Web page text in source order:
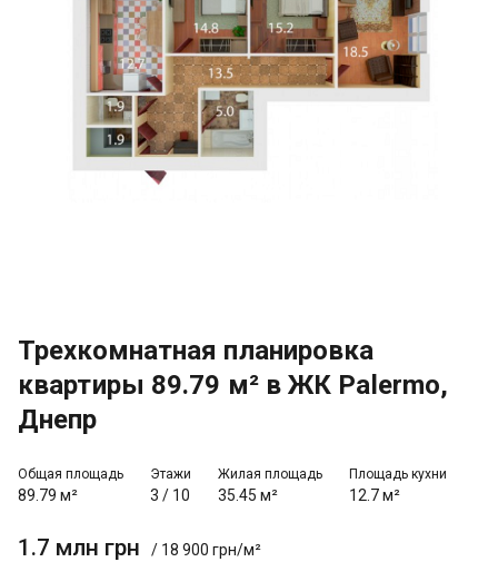
Трехкомнатная планировка
квартиры 89.79 м² в ЖК Palermo,
Днепр
Общая площадь
89.79 м²
Этажи
3 / 10
Жилая площадь
35.45 м²
Площадь кухни
12.7 м²
1.7 млн грн / 18 900 грн/м²